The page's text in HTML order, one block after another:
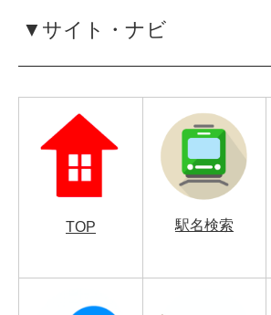
▼サイト・ナビ
TOP 駅名検索